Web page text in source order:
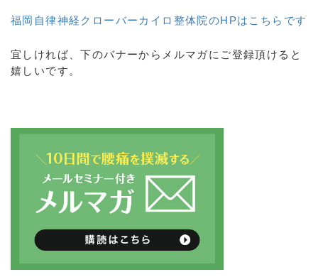
福岡自律神経クローバーカイロ整体院のHPはこちらです
宜しければ、下のバナーからメルマガにご登録頂けると
嬉しいです。